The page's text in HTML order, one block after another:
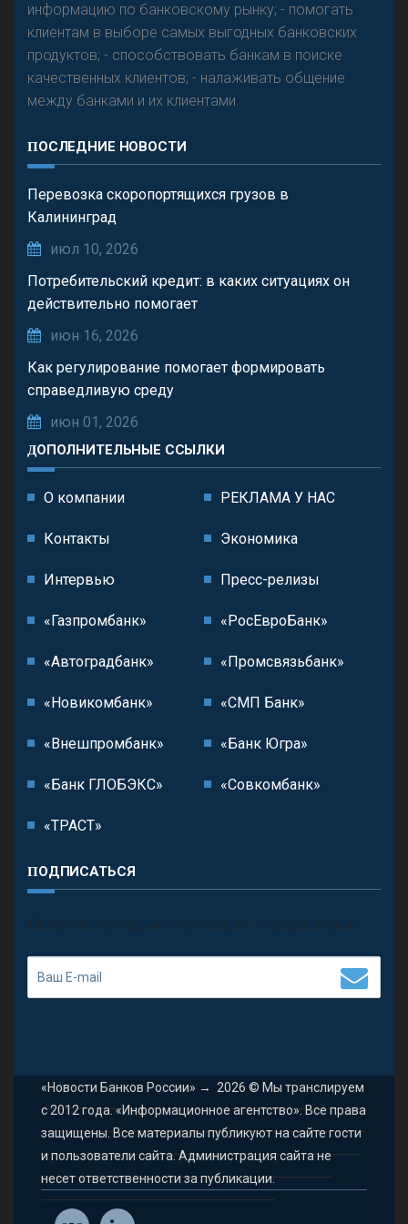
информацию по банковскому рынку; - помогать
клиентам в выборе самых выгодных банковских
продуктов; - способствовать банкам в поиске
качественных клиентов; - налаживать общение
между банками и их клиентами.
ПОСЛЕДНИЕ НОВОСТИ
Перевозка скоропортящихся грузов в
Калининград
июл 10, 2026
Потребительский кредит: в каких ситуациях он
действительно помогает
июн 16, 2026
Как регулирование помогает формировать
справедливую среду
июн 01, 2026
ДОПОЛНИТЕЛЬНЫЕ ССЫЛКИ
О компании РЕКЛАМА У НАС
Контакты Экономика
Интервью Пресс-релизы
«Газпромбанк» «РосЕвроБанк»
«Автоградбанк» «Промсвязьбанк»
«Новикомбанк» «СМП Банк»
«Внешпромбанк» «Банк Югра»
«Банк ГЛОБЭКС» «Совкомбанк»
«ТРАСТ»
ПОДПИСАТЬСЯ
П олучить последние обновления и предложения.
«Новости Банков России» → 2026 © Мы транслируем
с 2012 года. «Информационное агентство». Все права
защищены. Все материалы публикуют на сайте гости
и пользователи сайта. Администрация сайта не
несет ответственности за публикации.